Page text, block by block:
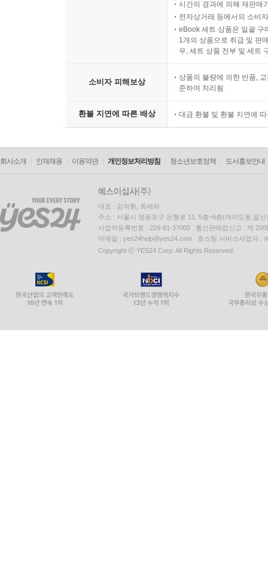
시간의 경과에 의해 재판매
전자상거래 등에서의 소비
eBook 세트 상품은 일괄 구
1개의 상품으로 취급 및 판
우, 세트 상품 전부 및 세트
소비자 피해보상
상품의 불량에 의한 반품,
준하여 처리됨
환불 지연에 따른 배상 대금 환불 및 환불 지연에
회사소개 인재채용 이용약관 개인정보처리방침 청소년보호정책 도서홍보안내
대표 : 김석환, 최세라
주소 : 서울시 영등포구 은행로 11, 5층~6층(여의도동,일신
사업자등록번호 : 229-81-37000 통신판매업신고 : 제
이메일 : yes24help@yes24.com 호스팅 서비스사업자 :
Copyright ⓒ YES24 Corp. All Rights Reserved.